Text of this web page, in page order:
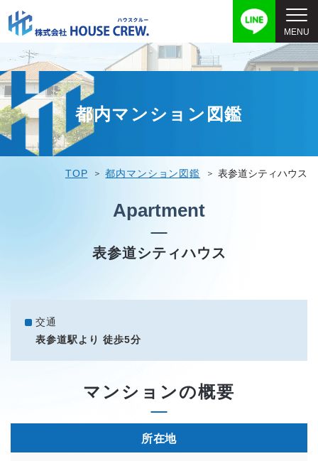
都内マンション図鑑
TOP 都内マンション図鑑 表参道シティハウス
Apartment
表参道シティハウス
交通
表参道駅より 徒歩5分
マンションの概要
所在地